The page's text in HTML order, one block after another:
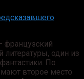
французский
литературы, один из
По
второе место